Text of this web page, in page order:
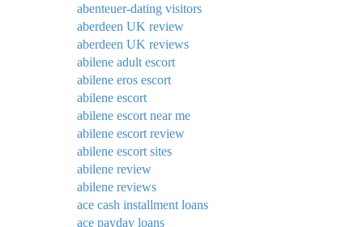
abenteuer-dating visitors
aberdeen UK review
aberdeen UK reviews
abilene adult escort
abilene eros escort
abilene escort
abilene escort near me
abilene escort review
abilene escort sites
abilene review
abilene reviews
ace cash installment loans
ace payday loans